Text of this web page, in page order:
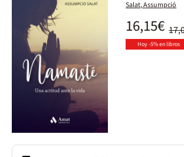
Salat, Assumpció
16,15€
Hoy -5% en libros